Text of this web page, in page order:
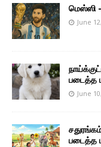
மெஸ்ஸி
June
படைத்த
June
படைத்த